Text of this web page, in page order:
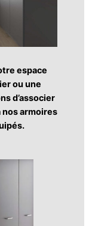
espace
ou une
d’associer
armoires